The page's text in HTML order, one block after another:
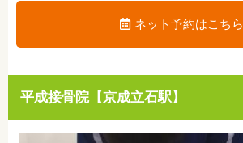
ネット予約はこちら
平成接骨院【京成立石駅】